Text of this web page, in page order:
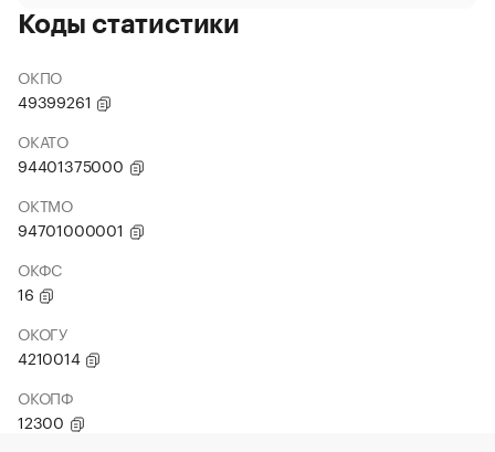
Коды статистики
ОКПО
49399261
ОКАТО
94401375000
ОКТМО
94701000001
ОКФС
16
ОКОГУ
4210014
ОКОПФ
12300